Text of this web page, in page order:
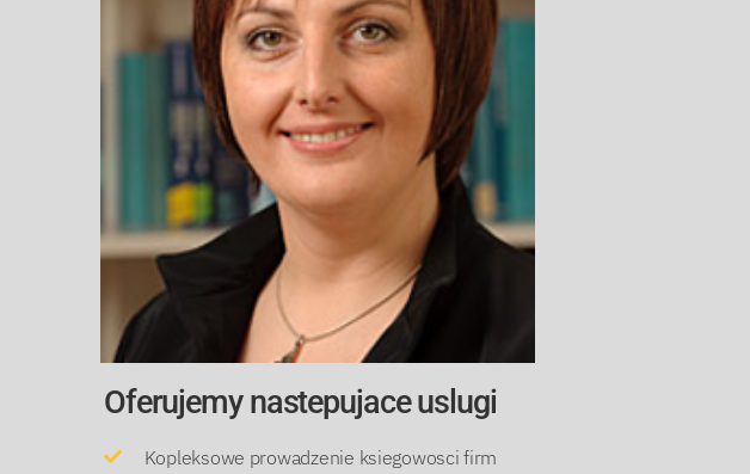
Oferujemy nastepujace uslugi
Kopleksowe prowadzenie ksiegowosci firm